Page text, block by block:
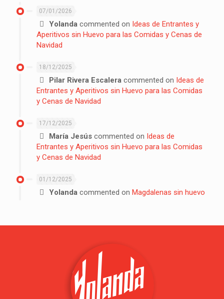
07/01/2026
Yolanda commented on Ideas de Entrantes y
Aperitivos sin Huevo para las Comidas y Cenas de
Navidad
18/12/2025
Pilar Rivera Escalera commented on Ideas de
Entrantes y Aperitivos sin Huevo para las Comidas
y Cenas de Navidad
17/12/2025
María Jesús commented on Ideas de
Entrantes y Aperitivos sin Huevo para las Comidas
y Cenas de Navidad
01/12/2025
Yolanda commented on Magdalenas sin huevo